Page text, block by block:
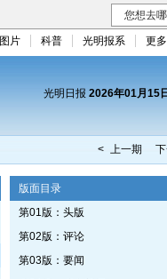
您想去
图片 科普 光明报系 更
光明日报 2026年01月15
< 上一期
版面目录
第01版：头版
第02版：评论
第03版：要闻